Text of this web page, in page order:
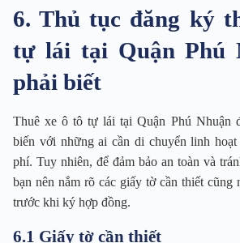
6. Thủ tục đăng ký
tự lái tại Quận Phú
phải biết
Thuê xe ô tô tự lái tại Quận Phú Nhuận
biến với những ai cần di chuyển linh
phí. Tuy nhiên, để đảm bảo an toàn và
bạn nên nắm rõ các giấy tờ cần thiết cũng
trước khi ký hợp đồng.
6.1 Giấy tờ cần thiết